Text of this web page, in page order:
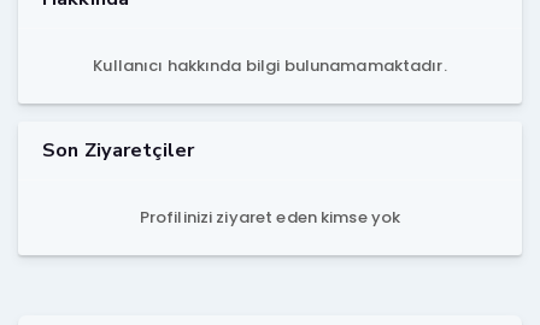
Kullanıcı hakkında bilgi bulunamamaktadır.
Son Ziyaretçiler
Profilinizi ziyaret eden kimse yok